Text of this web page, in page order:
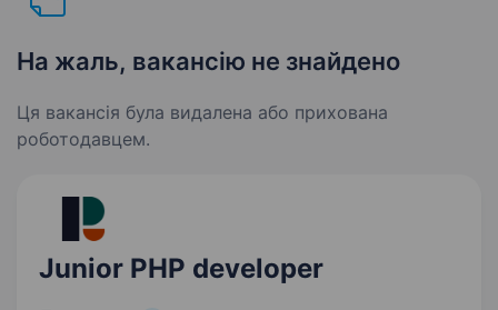
На жаль, вакансію не знайдено
Ця вакансія була видалена або прихована
роботодавцем.
Junior PHP developer